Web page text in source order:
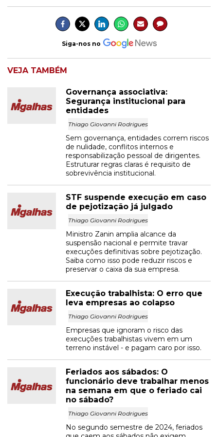
Siga-nos no
VEJA TAMBÉM
Governança associativa:
Segurança institucional para
entidades
Thiago Giovanni Rodrigues
Sem governança, entidades correm riscos
de nulidade, conflitos internos e
responsabilização pessoal de dirigentes.
Estruturar regras claras é requisito de
sobrevivência institucional.
STF suspende execução em caso
de pejotização já julgado
Thiago Giovanni Rodrigues
Ministro Zanin amplia alcance da
suspensão nacional e permite travar
execuções definitivas sobre pejotização.
Saiba como isso pode reduzir riscos e
preservar o caixa da sua empresa.
Execução trabalhista: O erro que
leva empresas ao colapso
Thiago Giovanni Rodrigues
Empresas que ignoram o risco das
execuções trabalhistas vivem em um
terreno instável - e pagam caro por isso.
Feriados aos sábados: O
funcionário deve trabalhar menos
na semana em que o feriado cai
no sábado?
Thiago Giovanni Rodrigues
No segundo semestre de 2024, feriados